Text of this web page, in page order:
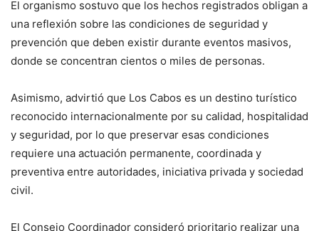
El organismo sostuvo que los hechos registrados obligan a
una reflexión sobre las condiciones de seguridad y
prevención que deben existir durante eventos masivos,
donde se concentran cientos o miles de personas.
Asimismo, advirtió que Los Cabos es un destino turístico
reconocido internacionalmente por su calidad, hospitalidad
y seguridad, por lo que preservar esas condiciones
requiere una actuación permanente, coordinada y
preventiva entre autoridades, iniciativa privada y sociedad
civil.
El Consejo Coordinador consideró prioritario realizar una